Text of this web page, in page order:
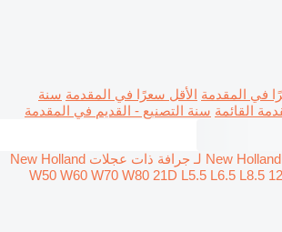
في المقدمة الأقل سعرًا في المقدمة سنة
القائمة سنة التصنيع - القديم في المقدمة